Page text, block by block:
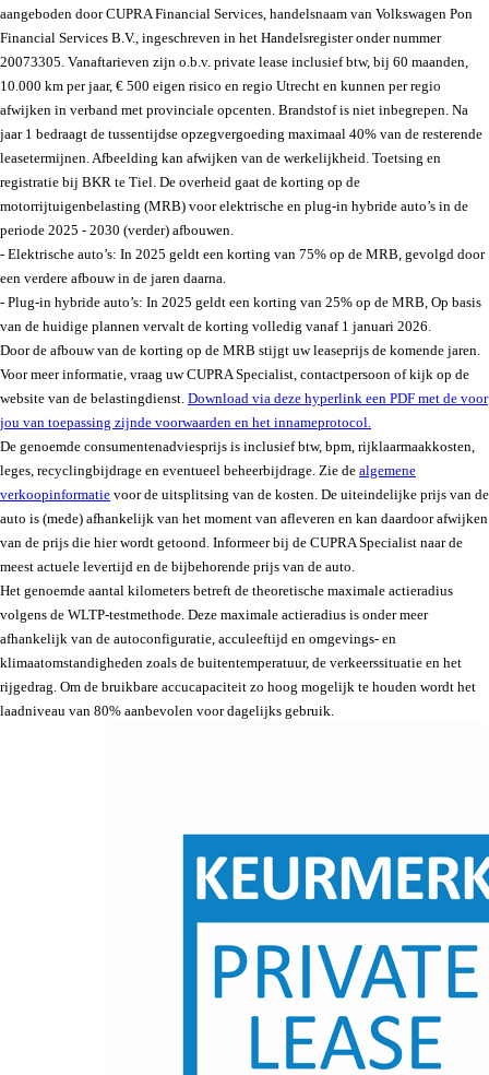
aangeboden door CUPRA Financial Services, handelsnaam van Volkswagen Pon
Financial Services B.V., ingeschreven in het Handelsregister onder nummer
20073305. Vanaftarieven zijn o.b.v. private lease inclusief btw, bij 60 maanden,
10.000 km per jaar, € 500 eigen risico en regio Utrecht en kunnen per regio
afwijken in verband met provinciale opcenten. Brandstof is niet inbegrepen. Na
jaar 1 bedraagt de tussentijdse opzegvergoeding maximaal 40% van de resterende
leasetermijnen. Afbeelding kan afwijken van de werkelijkheid. Toetsing en
registratie bij BKR te Tiel. De overheid gaat de korting op de
motorrijtuigenbelasting (MRB) voor elektrische en plug-in hybride auto’s in de
periode 2025 - 2030 (verder) afbouwen.
- Elektrische auto’s: In 2025 geldt een korting van 75% op de MRB, gevolgd door
een verdere afbouw in de jaren daarna.
- Plug-in hybride auto’s: In 2025 geldt een korting van 25% op de MRB, Op basis
van de huidige plannen vervalt de korting volledig vanaf 1 januari 2026.
Door de afbouw van de korting op de MRB stijgt uw leaseprijs de komende jaren.
Voor meer informatie, vraag uw CUPRA Specialist, contactpersoon of kijk op de
website van de belastingdienst. Download via deze hyperlink een PDF met de voor
jou van toepassing zijnde voorwaarden en het innameprotocol.
De genoemde consumentenadviesprijs is inclusief btw, bpm, rijklaarmaakkosten,
leges, recyclingbijdrage en eventueel beheerbijdrage. Zie de algemene
verkoopinformatie voor de uitsplitsing van de kosten. De uiteindelijke prijs van de
auto is (mede) afhankelijk van het moment van afleveren en kan daardoor afwijken
van de prijs die hier wordt getoond. Informeer bij de CUPRA Specialist naar de
meest actuele levertijd en de bijbehorende prijs van de auto.
Het genoemde aantal kilometers betreft de theoretische maximale actieradius
volgens de WLTP-testmethode. Deze maximale actieradius is onder meer
afhankelijk van de autoconfiguratie, acculeeftijd en omgevings- en
klimaatomstandigheden zoals de buitentemperatuur, de verkeerssituatie en het
rijgedrag. Om de bruikbare accucapaciteit zo hoog mogelijk te houden wordt het
laadniveau van 80% aanbevolen voor dagelijks gebruik.